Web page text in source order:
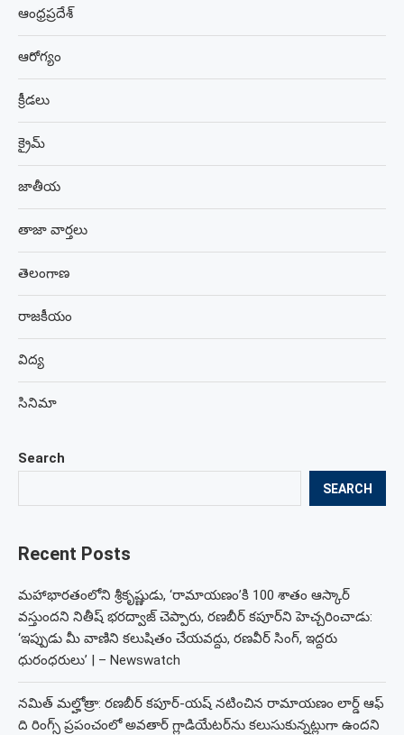
Search
SEARCH
Recent Posts
మహాభారతంలోని శ్రీకృష్ణుడు, ‘రామాయణం’కి 100 శాతం ఆస్కార్
వస్తుందని నితీష్ భరద్వాజ్ చెప్పారు, రణబీర్ కపూర్‌ని హెచ్చరించాడు:
‘ఇప్పుడు మీ వాణిని కలుషితం చేయవద్దు, రణవీర్ సింగ్, ఇద్దరు
ధురంధరులు’ | – Newswatch
నమిత్ మల్హోత్రా: రణబీర్ కపూర్-యష్ నటించిన రామాయణం లార్డ్ ఆఫ్
ది రింగ్స్ ప్రపంచంలో అవతార్ గ్లాడియేటర్‌ను కలుసుకున్నట్లుగా ఉందని
ఆంధ్రప్రదేశ్
ఆరోగ్యం
క్రీడలు
క్రైమ్
జాతీయ
తాజా వార్తలు
తెలంగాణ
రాజకీయం
విద్య
సినిమా